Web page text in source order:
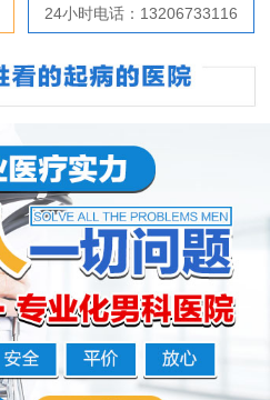
24小时电话：13206733116